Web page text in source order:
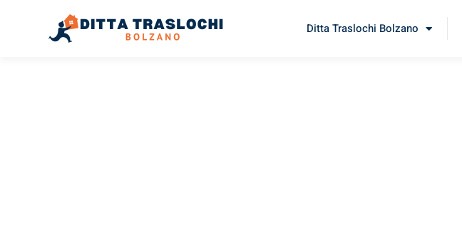
Ditta Traslochi Bolzano